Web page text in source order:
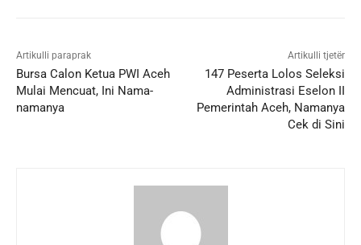
Artikulli paraprak
Bursa Calon Ketua PWI Aceh
Mulai Mencuat, Ini Nama-
namanya
Artikulli tjetër
147 Peserta Lolos Seleksi
Administrasi Eselon II
Pemerintah Aceh, Namanya
Cek di Sini